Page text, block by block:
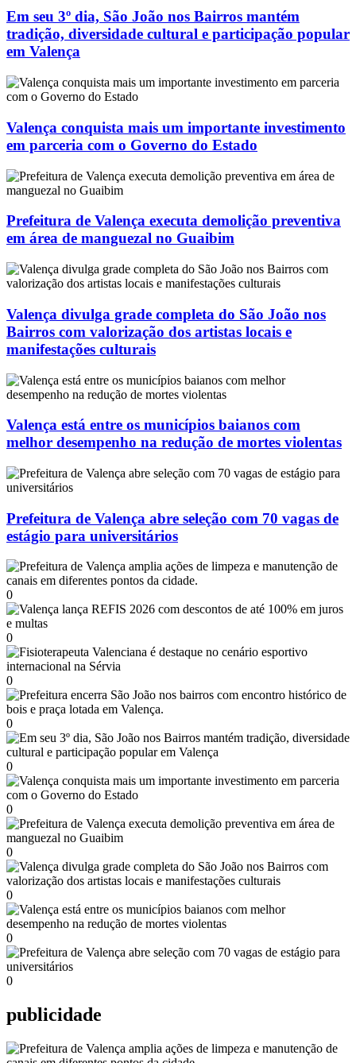
Em seu 3º dia, São João nos Bairros mantém
tradição, diversidade cultural e participação popular
em Valença
Valença conquista mais um importante investimento
em parceria com o Governo do Estado
Prefeitura de Valença executa demolição preventiva
em área de manguezal no Guaibim
Valença divulga grade completa do São João nos
Bairros com valorização dos artistas locais e
manifestações culturais
Valença está entre os municípios baianos com
melhor desempenho na redução de mortes violentas
Prefeitura de Valença abre seleção com 70 vagas de
estágio para universitários
0
0
0
0
0
0
0
0
0
0
publicidade